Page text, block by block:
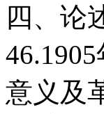
四、论
意义及